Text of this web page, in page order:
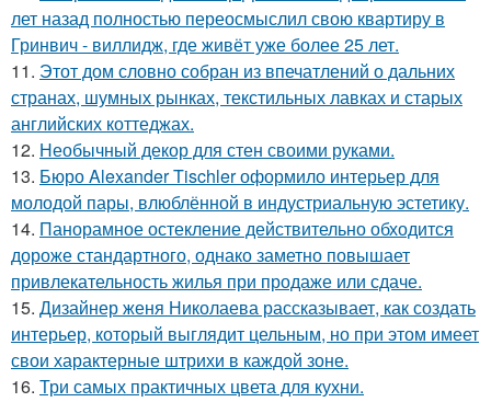
лет назад полностью переосмыслил свою квартиру в
Гринвич - виллидж, где живёт уже более 25 лет.
11. Этот дом словно собран из впечатлений о дальних
странах, шумных рынках, текстильных лавках и старых
английских коттеджах.
12. Необычный декор для стен своими руками.
13. Бюро Alexander Tischler оформило интерьер для
молодой пары, влюблённой в индустриальную эстетику.
14. Панорамное остекление действительно обходится
дороже стандартного, однако заметно повышает
привлекательность жилья при продаже или сдаче.
15. Дизайнер женя Николаева рассказывает, как создать
интерьер, который выглядит цельным, но при этом имеет
свои характерные штрихи в каждой зоне.
16. Три самых практичных цвета для кухни.